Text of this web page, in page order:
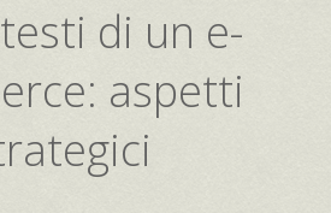
di un e-
aspetti